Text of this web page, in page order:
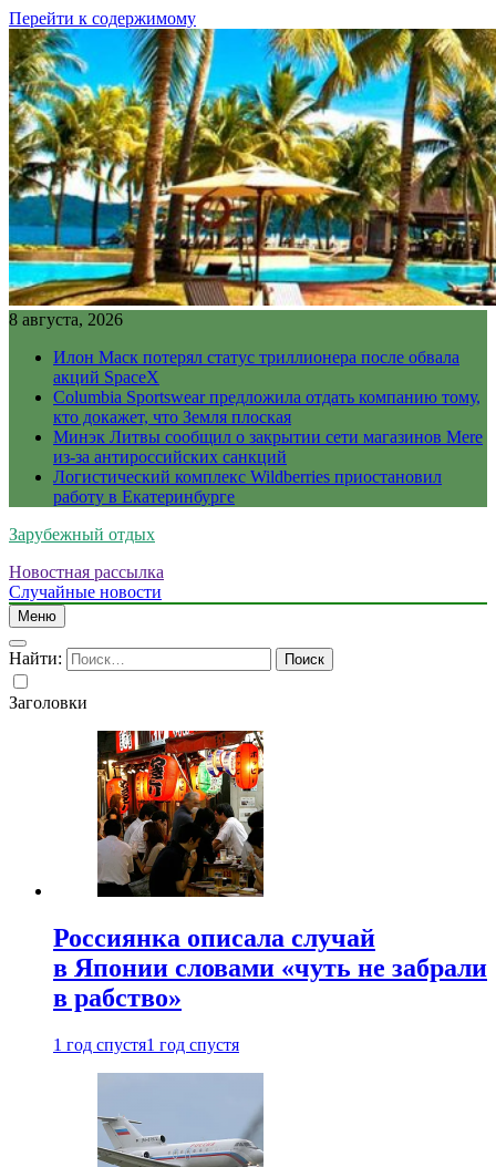
Перейти к содержимому
8 августа, 2026
Илон Маск потерял статус триллионера после обвала
акций SpaceX
Columbia Sportswear предложила отдать компанию тому,
кто докажет, что Земля плоская
Минэк Литвы сообщил о закрытии сети магазинов Mere
из-за антироссийских санкций
Логистический комплекс Wildberries приостановил
работу в Екатеринбурге
Зарубежный отдых
Новостная рассылка
Случайные новости
Меню
Найти:
Заголовки
Россиянка описала случай
в Японии словами «чуть не забрали
в рабство»
1 год спустя1 год спустя